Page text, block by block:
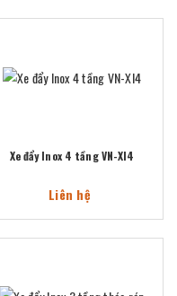
Xe đẩy Inox 4 tầng VN-XI4
Liên hệ